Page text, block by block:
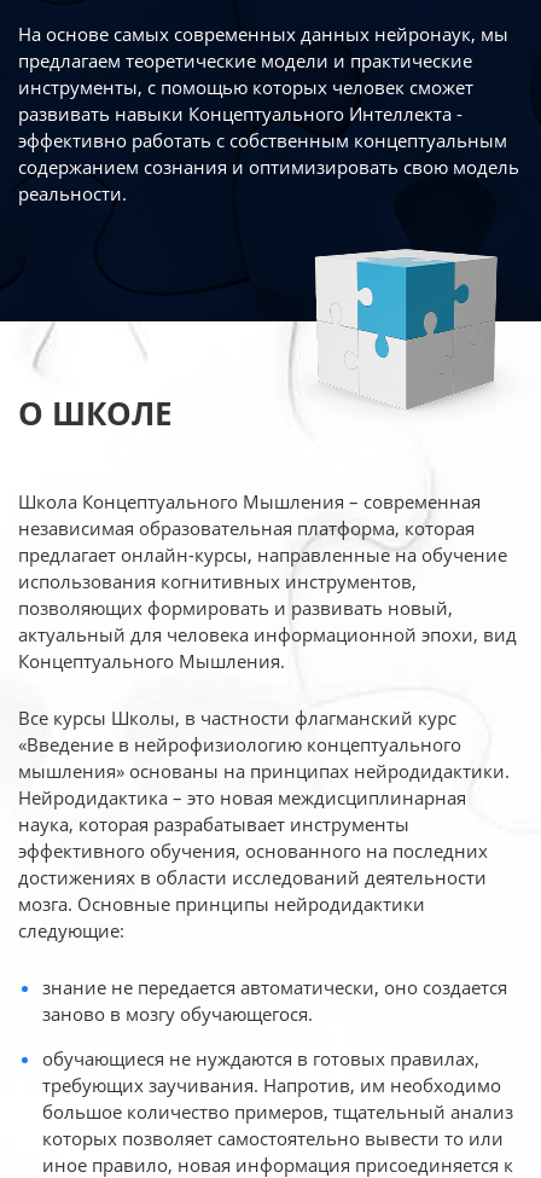
На основе самых современных данных нейронаук, мы
предлагаем теоретические модели и практические
инструменты, с помощью которых человек сможет
развивать навыки Концептуального Интеллекта -
эффективно работать с собственным концептуальным
содержанием сознания и оптимизировать свою модель
реальности.
О ШКОЛЕ
Школа Концептуального Мышления – современная
независимая образовательная платформа, которая
предлагает онлайн-курсы, направленные на обучение
использования когнитивных инструментов,
позволяющих формировать и развивать новый,
актуальный для человека информационной эпохи, вид
Концептуального Мышления.
Все курсы Школы, в частности флагманский курс
«Введение в нейрофизиологию концептуального
мышления» основаны на принципах нейродидактики.
Нейродидактика – это новая междисциплинарная
наука, которая разрабатывает инструменты
эффективного обучения, основанного на последних
достижениях в области исследований деятельности
мозга. Основные принципы нейродидактики
следующие:
знание не передается автоматически, оно создается
заново в мозгу обучающегося.
обучающиеся не нуждаются в готовых правилах,
требующих заучивания. Напротив, им необходимо
большое количество примеров, тщательный анализ
которых позволяет самостоятельно вывести то или
иное правило, новая информация присоединяется к